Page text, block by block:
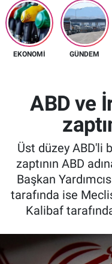
EKONOMİ GÜNDEM
ABD ve
Üst düzey ABD'li
zaptının ABD
Başkan
tarafında ise
Kalibaf